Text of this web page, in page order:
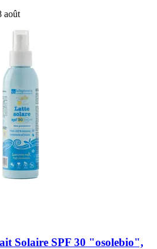
août
Solaire SPF 30 "osolebio",